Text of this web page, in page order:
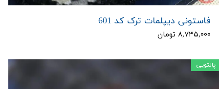
فاستونی دیپلمات ترک کد 601
۸,۷۳۵,۰۰۰ تومان
پالتویی